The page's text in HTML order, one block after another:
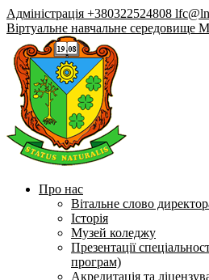
Адміністрація +380322524808
Віртуальне навчальне середовище
Про нас
Вітальне слово
Історія
Музей коледжу
Презентації
програм)
Акредитація та